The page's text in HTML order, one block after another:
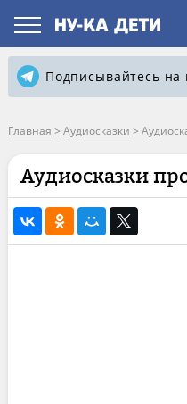
Подписывайтесь
Главная > Аудиосказки >
Аудиосказки